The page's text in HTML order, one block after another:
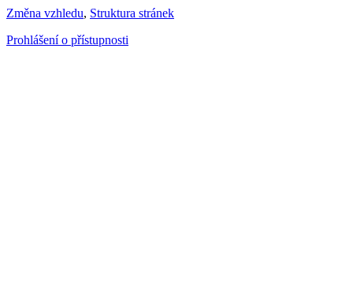
Změna vzhledu, Struktura stránek
Prohlášení o přístupnosti